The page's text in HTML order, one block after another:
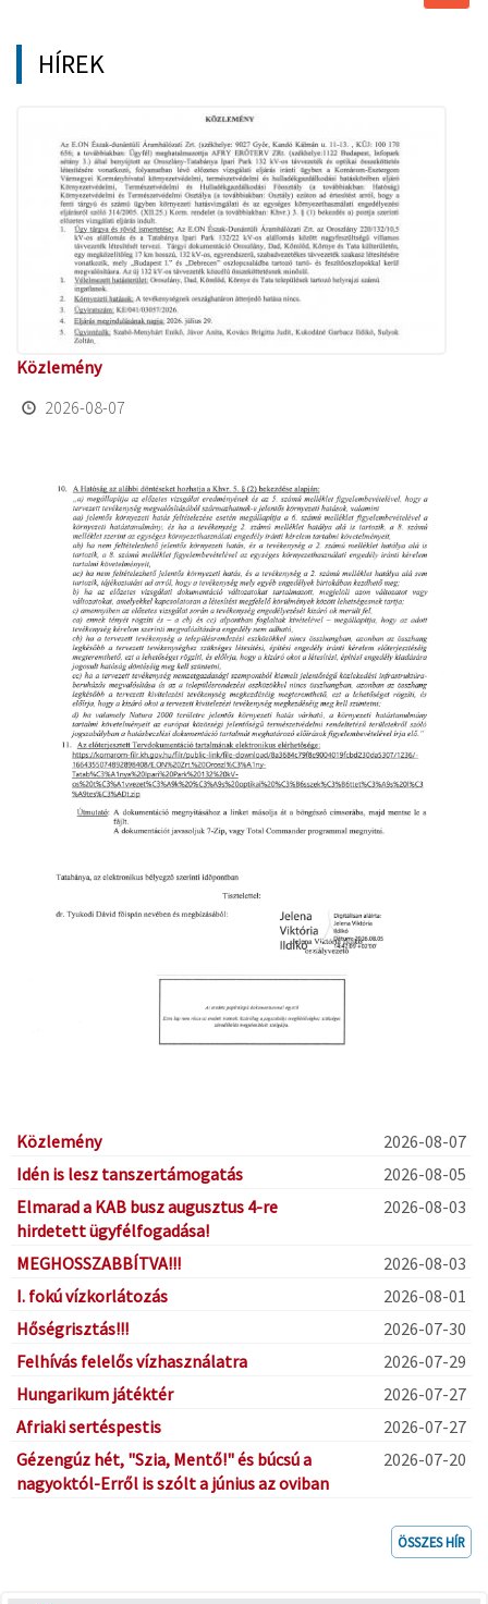
HÍREK
Közlemény
2026-08-07
Közlemény
2026-08-07
Idén is lesz tanszertámogatás
2026-08-05
Elmarad a KAB busz augusztus 4-re
hirdetett ügyfélfogadása!
2026-08-03
MEGHOSSZABBÍTVA!!!
2026-08-03
I. fokú vízkorlátozás
2026-08-01
Hőségrisztás!!!
2026-07-30
Felhívás felelős vízhasználatra
2026-07-29
Hungarikum játéktér
2026-07-27
Afriaki sertéspestis
2026-07-27
Gézengúz hét, "Szia, Mentő!" és búcsú a
nagyoktól-Erről is szólt a június az oviban
2026-07-20
ÖSSZES HÍR